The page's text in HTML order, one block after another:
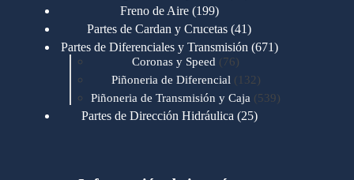
Freno de Aire 199199
productos
Partes de Cardan y Crucetas 4141
productos
Partes de Diferenciales y Transmisión 671671
Coronas y Speed 7676
productos
Piñoneria de Diferencial 132 132
productos
Piñoneria de Transmisión y Caja 539539
Partes de Dirección Hidráulica 2525